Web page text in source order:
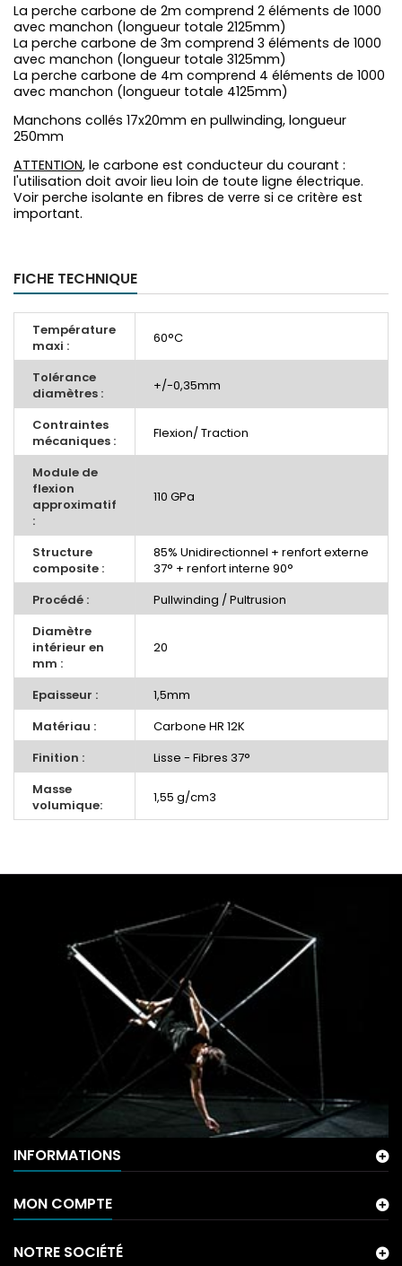
La perche carbone de 2m comprend 2 éléments de 1000
avec manchon (longueur totale 2125mm)
La perche carbone de 3m comprend 3 éléments de 1000
avec manchon (longueur totale 3125mm)
La perche carbone de 4m comprend 4 éléments de 1000
avec manchon (longueur totale 4125mm)
Manchons collés 17x20mm en pullwinding, longueur
250mm
ATTENTION, le carbone est conducteur du courant :
l'utilisation doit avoir lieu loin de toute ligne électrique.
Voir perche isolante en fibres de verre si ce critère est
important.
FICHE TECHNIQUE
Température
maxi :
60°C
Tolérance
diamètres :
+/-0,35mm
Contraintes
mécaniques :
Flexion/ Traction
Module de
flexion
approximatif
:
110 GPa
Structure
composite :
85% Unidirectionnel + renfort externe
37° + renfort interne 90°
Procédé :
Pullwinding / Pultrusion
Diamètre
intérieur en
mm :
20
Epaisseur :
1,5mm
Matériau :
Carbone HR 12K
Finition :
Lisse - Fibres 37°
Masse
volumique:
1,55 g/cm3
INFORMATIONS
MON COMPTE
NOTRE SOCIÉTÉ